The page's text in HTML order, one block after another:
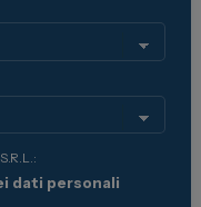
dati personali